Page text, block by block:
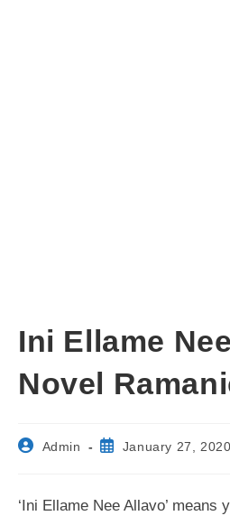
Ini Ellame
Novel
PostAdmin
PostJanuary 27, 2020
‘Ini Ellame Nee Allavo’ means